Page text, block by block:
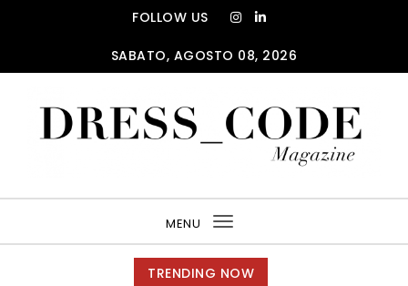
FOLLOW US
SABATO, AGOSTO 08, 2026
MENU
Toggle
navigation
TRENDING NOW